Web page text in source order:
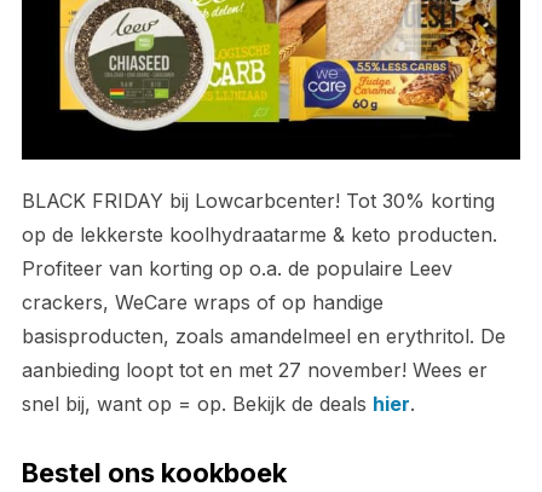
BLACK FRIDAY bij Lowcarbcenter! Tot 30% korting
op de lekkerste koolhydraatarme & keto producten.
Profiteer van korting op o.a. de populaire Leev
crackers, WeCare wraps of op handige
basisproducten, zoals amandelmeel en erythritol. De
aanbieding loopt tot en met 27 november! Wees er
snel bij, want op = op. Bekijk de deals hier.
Bestel ons kookboek